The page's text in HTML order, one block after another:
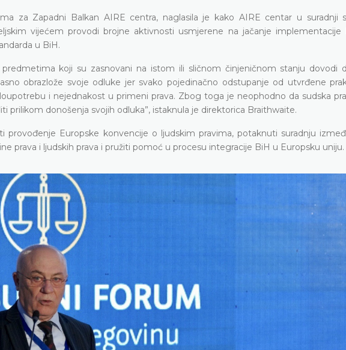
za Zapadni Balkan AIRE centra, naglasila je kako AIRE centar u suradnji
vijećem provodi brojne aktivnosti usmjerene na jačanje implementacije
u BiH.
koji su zasnovani na istom ili sličnom činjeničnom stanju dovodi
obrazlože svoje odluke jer svako pojedinačno odstupanje od utvrđene
i nejednakost u primeni prava. Zbog toga je neophodno da sudska
prilikom donošenja svojih odluka”, istaknula je direktorica Braithwaite.
provođenje Europske konvencije o ljudskim pravima, potaknuti suradnju
prava i ljudskih prava i pružiti pomoć u procesu integracije BiH u Europsku uniju.